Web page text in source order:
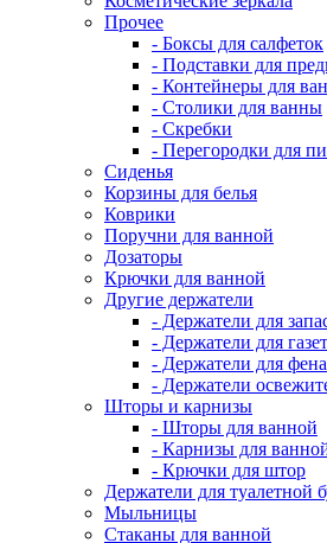
Прочее
- Боксы для салфеток
- Подставки для
- Контейнеры для
- Столики для ванны
- Скребки
- Перегородки для
Сиденья
Корзины для белья
Коврики
Поручни для ванной
Дозаторы
Крючки для ванной
Другие держатели
- Держатели для
- Держатели для
- Держатели для фена
- Держатели
Шторы и карнизы
- Шторы для ванной
- Карнизы для
- Крючки для штор
Держатели для туалетной
Мыльницы
Стаканы для ванной